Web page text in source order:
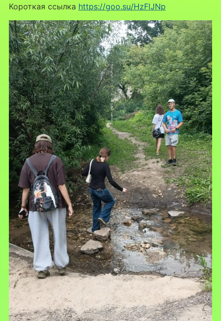
Короткая ссылка https://goo.su/HzFlJNp